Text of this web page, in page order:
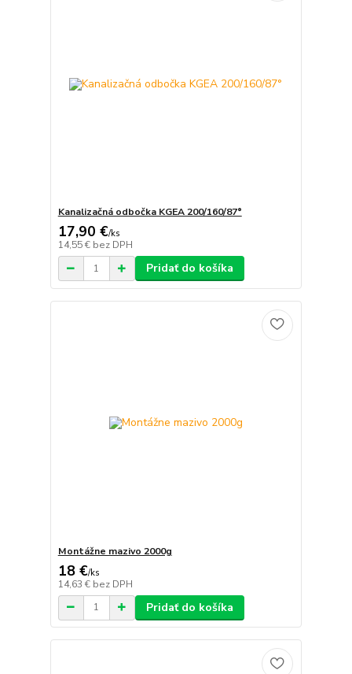
Kanalizačná odbočka KGEA 200/160/87°
17,90 €/ks
14,55 € bez DPH
Pridať do košíka
Montážne mazivo 2000g
18 €/ks
14,63 € bez DPH
Pridať do košíka